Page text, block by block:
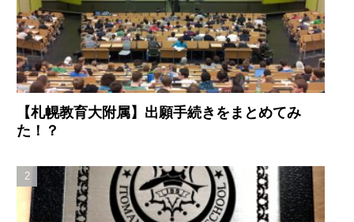
【札幌教育大附属】出願手続きをまとめてみ
た！？